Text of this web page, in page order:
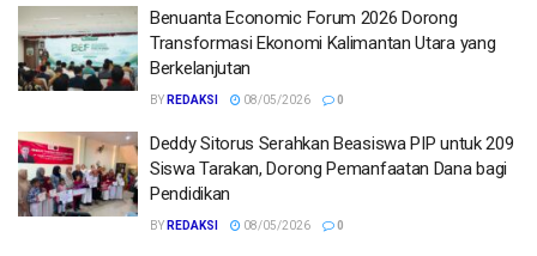
Benuanta Economic Forum 2026 Dorong
Transformasi Ekonomi Kalimantan Utara yang
Berkelanjutan
BY REDAKSI 08/05/2026 0
Deddy Sitorus Serahkan Beasiswa PIP untuk 209
Siswa Tarakan, Dorong Pemanfaatan Dana bagi
Pendidikan
BY REDAKSI 08/05/2026 0